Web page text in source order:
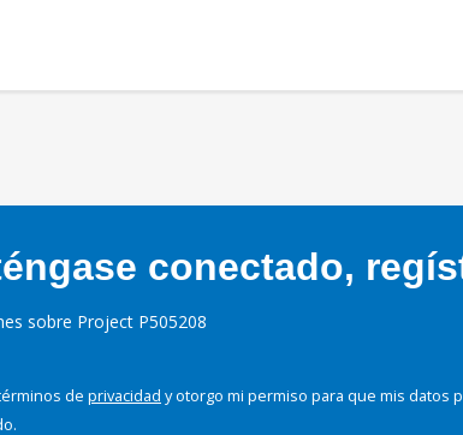
conectado,
sobre Project P505208
de privacidad y otorgo mi permiso para que mis datos